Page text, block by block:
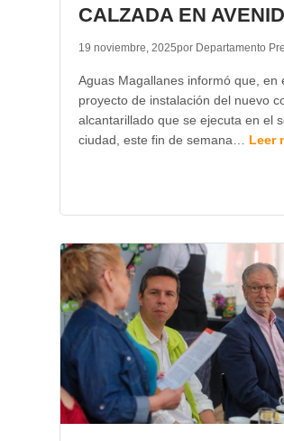
CALZADA EN
19 noviembre, 2025por Departamento
Aguas Magallanes informó que, en
proyecto de instalación del nuevo
alcantarillado que se ejecuta en el
ciudad, este fin de semana… Leer